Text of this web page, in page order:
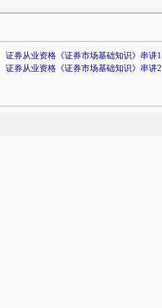
证券从业资格《证券市场基础知识》串讲1
证券从业资格《证券市场基础知识》串讲2